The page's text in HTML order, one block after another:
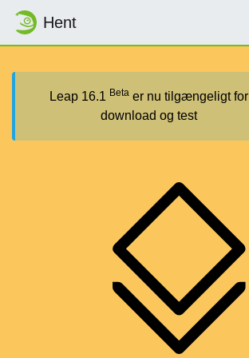
Hent
Leap 16.1 Betaer nu tilgængeligt for
download og test